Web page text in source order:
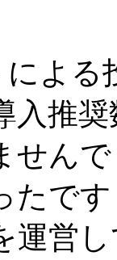
よる
入推
せん
たです
運営